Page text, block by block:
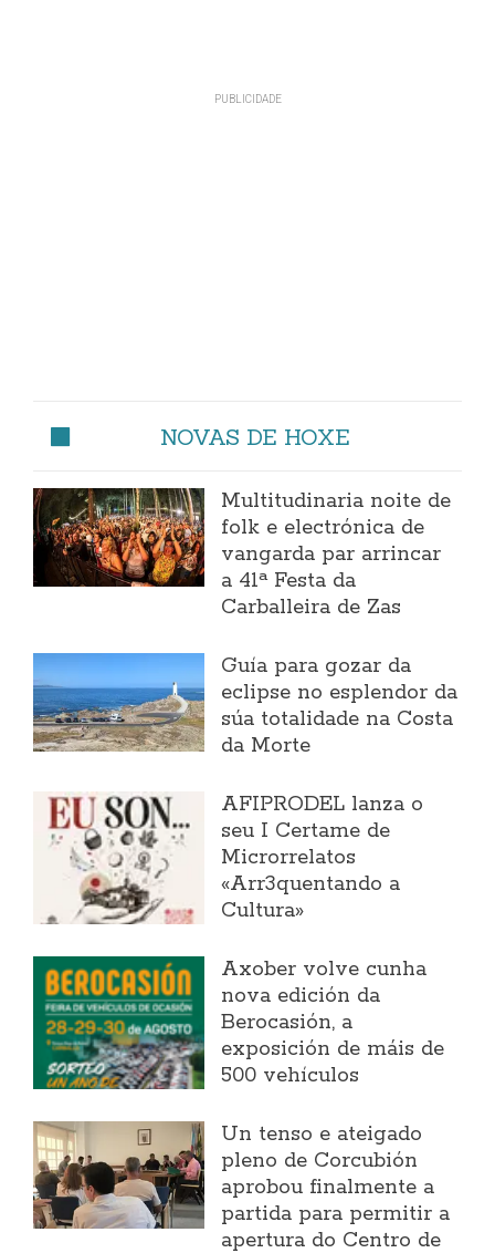
NOVAS DE HOXE
Multitudinaria noite de
folk e electrónica de
vangarda par arrincar
a 41ª Festa da
Carballeira de Zas
Guía para gozar da
eclipse no esplendor da
súa totalidade na Costa
da Morte
AFIPRODEL lanza o
seu I Certame de
Microrrelatos
«Arr3quentando a
Cultura»
Axober volve cunha
nova edición da
Berocasión, a
exposición de máis de
500 vehículos
Un tenso e ateigado
pleno de Corcubión
aprobou finalmente a
partida para permitir a
apertura do Centro de